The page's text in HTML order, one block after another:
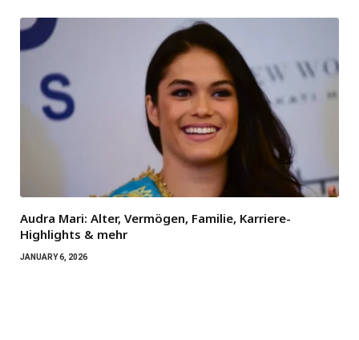
Audra Mari: Alter, Vermögen, Familie, Karriere-
Highlights & mehr
JANUARY 6, 2026